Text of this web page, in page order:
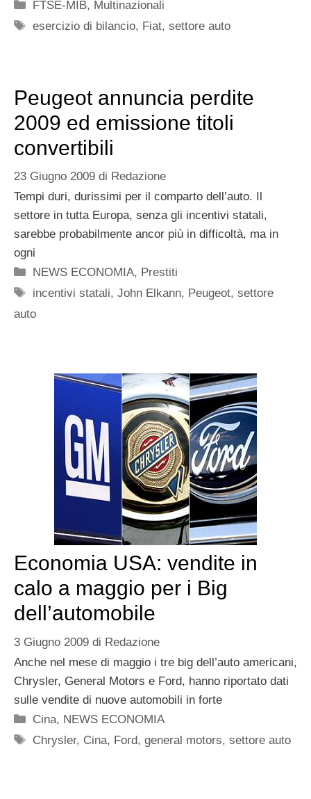
Categorie
FTSE-MIB, Multinazionali
Tag
esercizio di bilancio, Fiat,settore auto
Peugeot annuncia perdite
2009 ed emissione titoli
convertibili
23 Giugno 2009 di Redazione
Tempi duri, durissimi per il comparto dell’auto. Il
settore in tutta Europa, senza gli incentivi statali,
sarebbe probabilmente ancor più in difficoltà, ma in
ogni
Categorie
NEWS ECONOMIA, Prestiti
Tag
incentivi statali,John Elkann, Peugeot,settore
auto
Economia USA: vendite in
calo a maggio per i Big
dell’automobile
3 Giugno 2009 di Redazione
Anche nel mese di maggio i tre big dell’auto americani,
Chrysler, General Motors e Ford, hanno riportato dati
sulle vendite di nuove automobili in forte
Categorie
Cina, NEWS ECONOMIA
Tag
Chrysler, Cina, Ford,general motors,settore auto